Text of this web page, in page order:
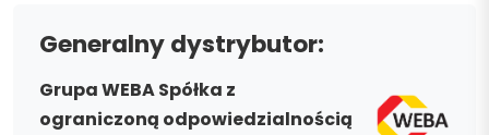
Generalny dystrybutor:
Grupa WEBA Spółka z
ograniczoną odpowiedzialnością